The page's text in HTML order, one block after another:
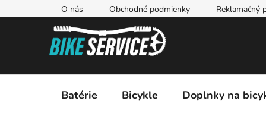
na
O nás Obchodné podmienky Reklamačný
Batérie Bicykle Doplnky na